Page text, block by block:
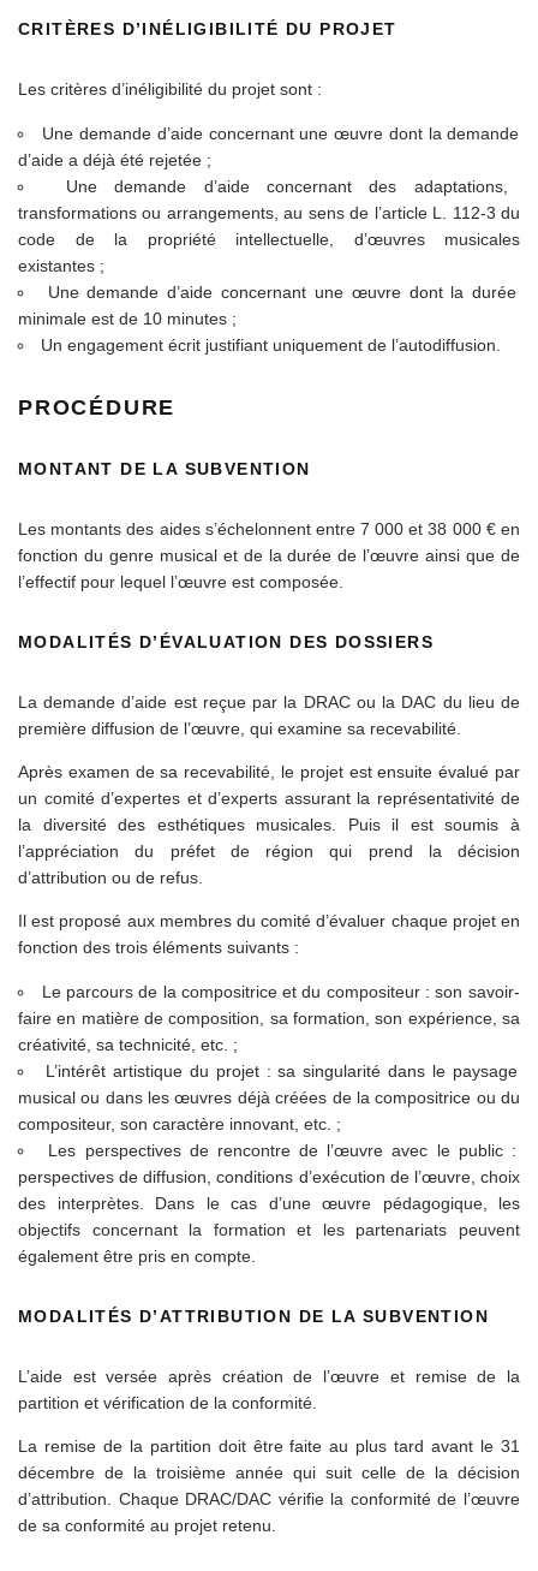
CRITÈRES D’INÉLIGIBILITÉ DU PROJET
Les critères d’inéligibilité du projet sont :
Une demande d’aide concernant une œuvre dont la demande
d’aide a déjà été rejetée ;
Une demande d’aide concernant des adaptations,
transformations ou arrangements, au sens de l’article L. 112-3 du
code de la propriété intellectuelle, d’œuvres musicales
existantes ;
Une demande d’aide concernant une œuvre dont la durée
minimale est de 10 minutes ;
Un engagement écrit justifiant uniquement de l’autodiffusion.
PROCÉDURE
MONTANT DE LA SUBVENTION
Les montants des aides s’échelonnent entre 7 000 et 38 000 € en
fonction du genre musical et de la durée de l’œuvre ainsi que de
l’effectif pour lequel l’œuvre est composée.
MODALITÉS D’ÉVALUATION DES DOSSIERS
La demande d’aide est reçue par la DRAC ou la DAC du lieu de
première diffusion de l’œuvre, qui examine sa recevabilité.
Après examen de sa recevabilité, le projet est ensuite évalué par
un comité d’expertes et d’experts assurant la représentativité de
la diversité des esthétiques musicales. Puis il est soumis à
l’appréciation du préfet de région qui prend la décision
d’attribution ou de refus.
Il est proposé aux membres du comité d’évaluer chaque projet en
fonction des trois éléments suivants :
Le parcours de la compositrice et du compositeur : son savoir-
faire en matière de composition, sa formation, son expérience, sa
créativité, sa technicité, etc. ;
L’intérêt artistique du projet : sa singularité dans le paysage
musical ou dans les œuvres déjà créées de la compositrice ou du
compositeur, son caractère innovant, etc. ;
Les perspectives de rencontre de l’œuvre avec le public :
perspectives de diffusion, conditions d’exécution de l’œuvre, choix
des interprètes. Dans le cas d’une œuvre pédagogique, les
objectifs concernant la formation et les partenariats peuvent
également être pris en compte.
MODALITÉS D’ATTRIBUTION DE LA SUBVENTION
L’aide est versée après création de l’œuvre et remise de la
partition et vérification de la conformité.
La remise de la partition doit être faite au plus tard avant le 31
décembre de la troisième année qui suit celle de la décision
d’attribution. Chaque DRAC/DAC vérifie la conformité de l’œuvre
de sa conformité au projet retenu.